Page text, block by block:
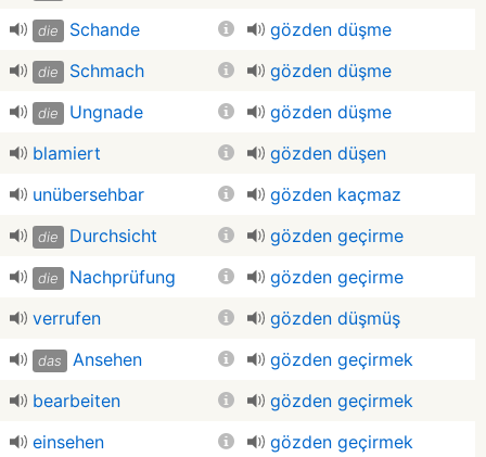
die Schande gözden düşme
die Schmach gözden düşme
die Ungnade
gözden düşme
blamiert
gözden düşen
unübersehbar
gözden kaçmaz
die Durchsicht gözden geçirme
die Nachprüfung
gözden geçirme
verrufen
gözden düşmüş
das Ansehen
gözden geçirmek
bearbeiten
gözden geçirmek
einsehen
gözden geçirmek